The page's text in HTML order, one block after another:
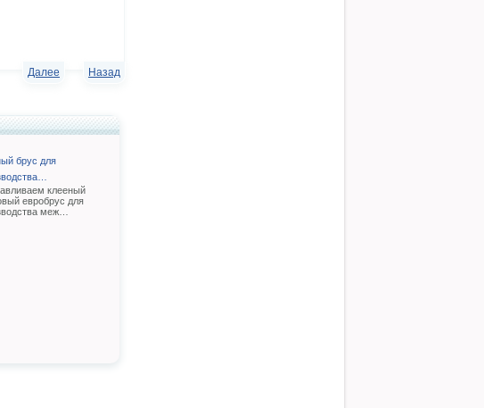
Назад
Далее
брус для
клееный
евробрус для
меж…